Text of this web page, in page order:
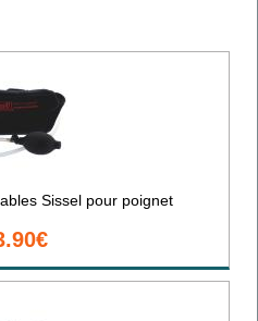
Sissel pour poignet